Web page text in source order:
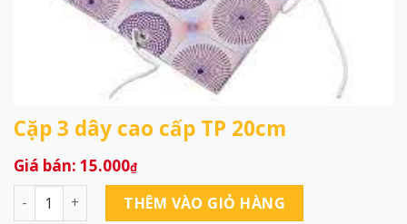
Cặp 3 dây cao cấp TP 20cm
15.000₫
Cặp 3 dây cao cấp TP 20cm số lượng
THÊM VÀO GIỎ HÀNG